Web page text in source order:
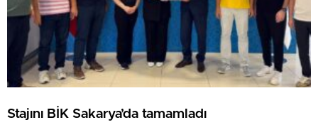
Stajını BİK Sakarya’da tamamladı